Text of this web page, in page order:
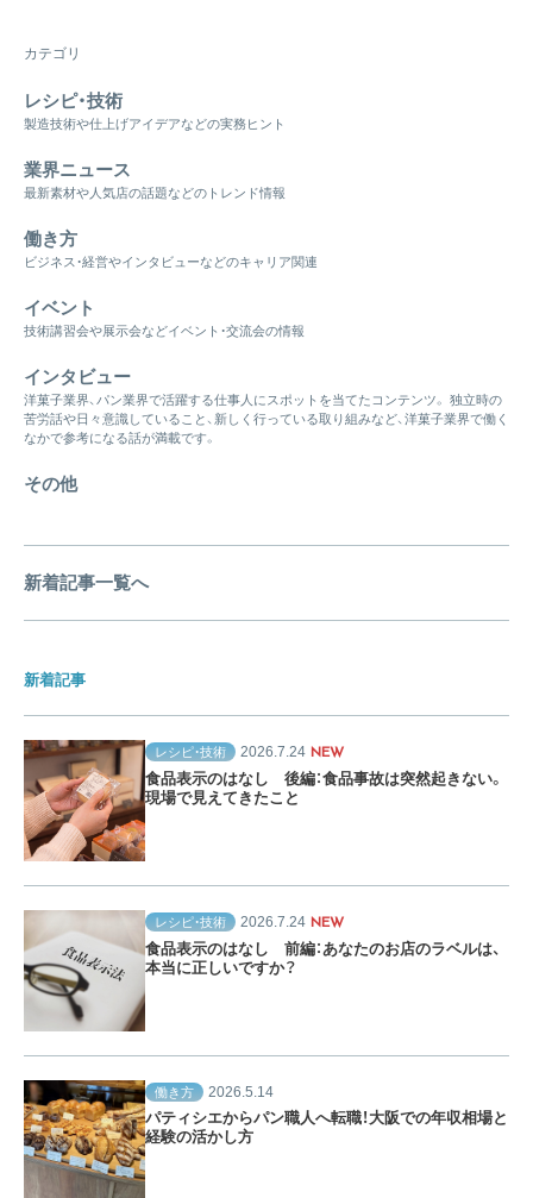
カテゴリ
レシピ・技術
製造技術や仕上げアイデアなどの実務ヒント
業界ニュース
最新素材や人気店の話題などのトレンド情報
働き方
ビジネス・経営やインタビューなどのキャリア関連
イベント
技術講習会や展示会などイベント・交流会の情報
インタビュー
洋菓子業界、パン業界で活躍する仕事人にスポットを当てたコンテンツ。 独立時の
苦労話や日々意識していること、新しく行っている取り組みなど、洋菓子業界で働く
なかで参考になる話が満載です。
その他
新着記事一覧へ
新着記事
レシピ・技術 2026.7.24 NEW
食品表示のはなし 後編：食品事故は突然起きない。
現場で見えてきたこと
レシピ・技術 2026.7.24 NEW
食品表示のはなし 前編：あなたのお店のラベルは、
本当に正しいですか？
働き方 2026.5.14
パティシエからパン職人へ転職！大阪での年収相場と
経験の活かし方